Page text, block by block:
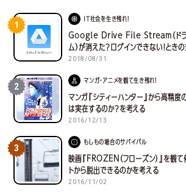
1
IT社会を生き残れ！
Google Drive File Stream（ドライ
ム）が消えた？ログインできない！と
2018/08/31
2
マンガ・アニメを観て生き残れ！
マンガ『シティーハンター』から高精度の
は実在するのか？を考える
2016/12/13
3
もしもの場合のサバイバル
映画『FROZEN（フローズン）』を観
トから脱出できるのかを考える
2016/11/02